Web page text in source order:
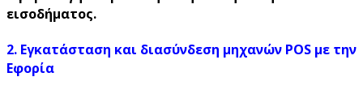
εισοδήματος.
2. Εγκατάσταση και διασύνδεση μηχανών POS με την
Εφορία